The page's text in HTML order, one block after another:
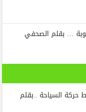
… بقلم الصحفي
حركة السياحة ..بقلم